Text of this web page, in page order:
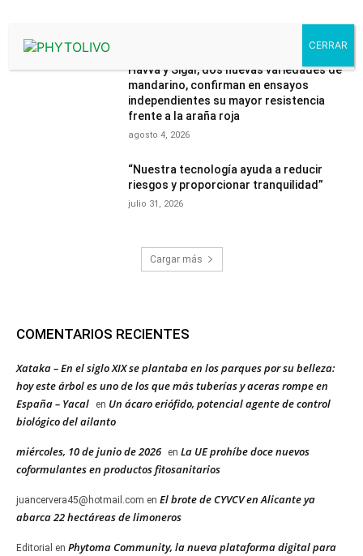
MÁS LEÍDOS
Havva y Sigal, dos nuevas variedades de
mandarino, confirman en ensayos
independientes su mayor resistencia
frente a la araña roja
agosto 4, 2026
“Nuestra tecnología ayuda a reducir
riesgos y proporcionar tranquilidad”
julio 31, 2026
Cargar más
COMENTARIOS RECIENTES
Xataka – En el siglo XIX se plantaba en los parques por su belleza:
hoy este árbol es uno de los que más tuberías y aceras rompe en
España – Yacal
en Un ácaro eriófido, potencial agente de control
biológico del ailanto
miércoles, 10 de junio de 2026 en La UE prohíbe doce nuevos
coformulantes en productos fitosanitarios
juancervera45@hotmail.com en El brote de CYVCV en Alicante ya
abarca 22 hectáreas de limoneros
Editorial en Phytoma Community, la nueva plataforma digital para